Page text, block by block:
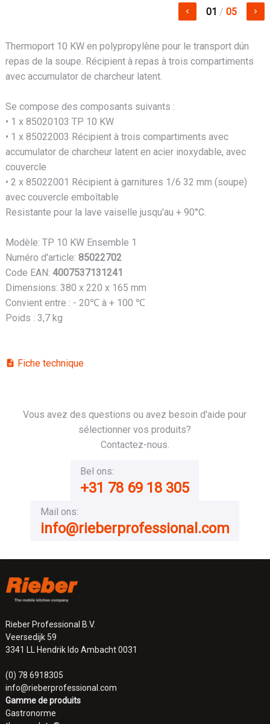
keyboard_arrow_left 01 / 05 keyboard_arrow_right
Thermoport 10 KW en polypropylène pour le transport dún
repas de la soupe. Récipient à repas à trois compartiments
avec accumulator de charcheur latent.
Se compose des composants suivants :
• 1 x 85020103 TP 10 KW
• 1 x 85022003 Récipient à trois compartiments avec
accumulator de charcheur latent en acier inoxydable, avec
couvercle
• 2 x 85022001 Récipient à garnitures 1/6 32 mm (soupe)
avec couvercle emboîtable
Resistante pour la lave vaiselle jusqu’au + 90°C.
Modèle: TP 10 KW Ensemble 1
Numéro d'article: 85022702
Code EAN: 4007537131241
Dimensions: 380 x 220 x 165 mm
Convient entre : - 20℃ à + 100 ℃
Poids : 3,7 kg
description Fiche technique
Vous avez des questions ou avez besoin d'aide pour
sélectionner vos produits?
Contactez-nous.
Bel ons:
+31 78 69 18 305
Mail ons:
info@rieberprofessional.com
Rieber Professional B.V.
Veersedijk 59
3341 LL Hendrik Ido Ambacht 0031
(0) 78 6918305
info@rieberprofessional.com
Gamme de produits
Gastronorme